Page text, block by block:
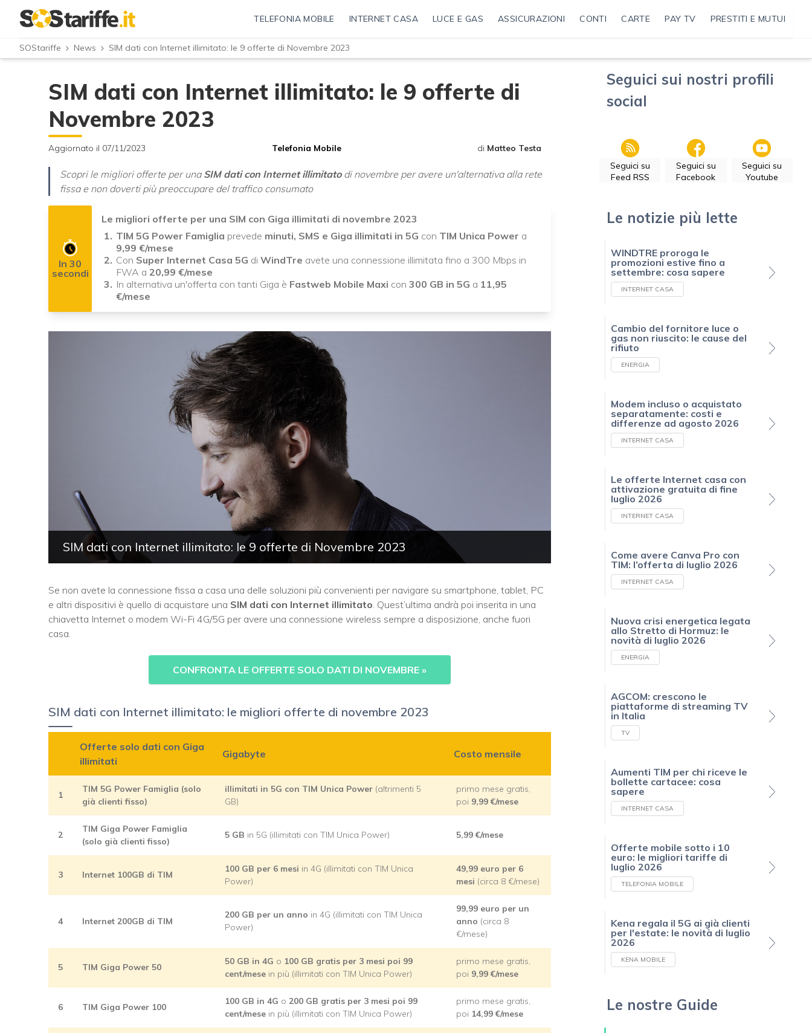
TELEFONIA MOBILE INTERNET CASA LUCE E GAS ASSICURAZIONI CONTI CARTE PAY TV PRESTITI E MUTUI
SOStariffe News SIM dati con Internet illimitato: le 9 offerte di Novembre 2023
SIM dati con Internet illimitato: le 9 offerte di
Novembre 2023
Aggiornato il 07/11/2023 Telefonia Mobile di Matteo Testa
Scopri le migliori offerte per una SIM dati con Internet illimitatodi novembre per avere un'alternativa alla rete
fissa e non doverti più preoccupare del traffico consumato
In 30
secondi
Le migliori offerte per una SIM con Giga illimitati di novembre 2023
TIM 5G Power Famiglia prevede minuti, SMS e Giga illimitati in 5G con TIM Unica Power a
9,99 €/mese
Con Super Internet Casa 5G di WindTre avete una connessione illimitata fino a 300 Mbps in
FWA a 20,99 €/mese
In alternativa un'offerta con tanti Giga è Fastweb Mobile Maxi con 300 GB in 5G a 11,95
€/mese
SIM dati con Internet illimitato: le 9 offerte di Novembre 2023
Se non avete la connessione fissa a casa una delle soluzioni più convenienti per navigare su smartphone, tablet, PC
e altri dispositivi è quello di acquistare una SIM dati con Internet illimitato. Quest’ultima andrà poi inserita in una
chiavetta Internet o modem Wi-Fi 4G/5G per avere una connessione wireless sempre a disposizione, anche fuori
casa.
CONFRONTA LE OFFERTE SOLO DATI DI NOVEMBRE »
SIM dati con Internet illimitato: le migliori offerte di novembre 2023
Offerte solo dati con Giga
illimitati
Gigabyte Costo mensile
1
TIM 5G Power Famiglia (solo
già clienti fisso)
illimitati in 5G con TIM Unica Power (altrimenti 5
GB)
primo mese gratis,
poi 9,99 €/mese
2
TIM Giga Power Famiglia
(solo già clienti fisso)
5 GB in 5G (illimitati con TIM Unica Power) 5,99 €/mese
3 Internet 100GB di TIM
100 GB per 6 mesi in 4G (illimitati con TIM Unica
Power)
49,99 euro per 6
mesi (circa 8 €/mese)
4 Internet 200GB di TIM
200 GB per un anno in 4G (illimitati con TIM Unica
Power)
99,99 euro per un
anno (circa 8
€/mese)
5 TIM Giga Power 50
50 GB in 4G o 100 GB gratis per 3 mesi poi 99
cent/mese in più (illimitati con TIM Unica Power)
primo mese gratis,
poi 9,99 €/mese
6 TIM Giga Power 100
100 GB in 4G o 200 GB gratis per 3 mesi poi 99
cent/mese in più (illimitati con TIM Unica Power)
primo mese gratis,
poi 14,99 €/mese
Seguici sui nostri profili
social
Seguici su
Feed RSS
Seguici su
Facebook
Seguici su
Youtube
Le notizie più lette
WINDTRE proroga le
promozioni estive fino a
settembre: cosa sapere
INTERNET CASA
Cambio del fornitore luce o
gas non riuscito: le cause del
rifiuto
ENERGIA
Modem incluso o acquistato
separatamente: costi e
differenze ad agosto 2026
INTERNET CASA
Le offerte Internet casa con
attivazione gratuita di fine
luglio 2026
INTERNET CASA
Come avere Canva Pro con
TIM: l’offerta di luglio 2026
INTERNET CASA
Nuova crisi energetica legata
allo Stretto di Hormuz: le
novità di luglio 2026
ENERGIA
AGCOM: crescono le
piattaforme di streaming TV
in Italia
TV
Aumenti TIM per chi riceve le
bollette cartacee: cosa
sapere
INTERNET CASA
Offerte mobile sotto i 10
euro: le migliori tariffe di
luglio 2026
TELEFONIA MOBILE
Kena regala il 5G ai già clienti
per l'estate: le novità di luglio
2026
KENA MOBILE
Le nostre Guide